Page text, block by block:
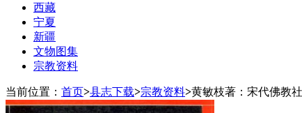
西藏
宁夏
新疆
文物图集
宗教资料
当前位置： 首页>县志下载>宗教资料>黄敏枝著：宋代佛教